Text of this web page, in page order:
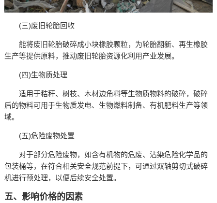
(三)废旧轮胎回收​
能将废旧轮胎破碎成小块橡胶颗粒，为轮胎翻新、再生橡胶
生产等提供原料，推动废旧轮胎资源化利用产业发展。​
(四)生物质处理​
适用于秸秆、树枝、木材边角料等生物质物料的破碎，破碎
后的物料可用于生物质发电、生物燃料制备、有机肥料生产等领
域。​
(五)危险废物处置​
对于部分危险废物，如含有机物的危废、沾染危险化学品的
包装桶等，在符合相关安全规范前提下，可通过双轴剪切式破碎
机进行预处理，以便后续安全处置。​
五、影响价格的因素